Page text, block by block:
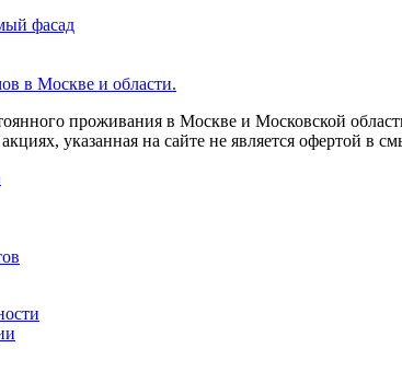
фасад
проживания в Москве и Московской
указанная на сайте не является офертой в